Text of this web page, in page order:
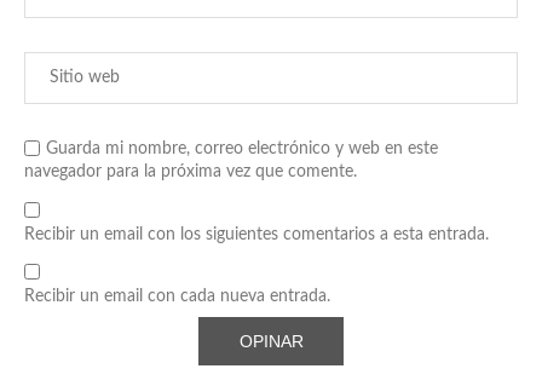
Guarda mi nombre, correo electrónico y web en este
navegador para la próxima vez que comente.
Recibir un email con los siguientes comentarios a esta entrada.
Recibir un email con cada nueva entrada.